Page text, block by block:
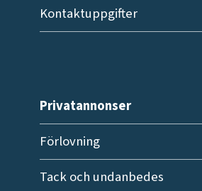
Kontaktuppgifter
Privatannonser
Förlovning
Tack och undanbedes